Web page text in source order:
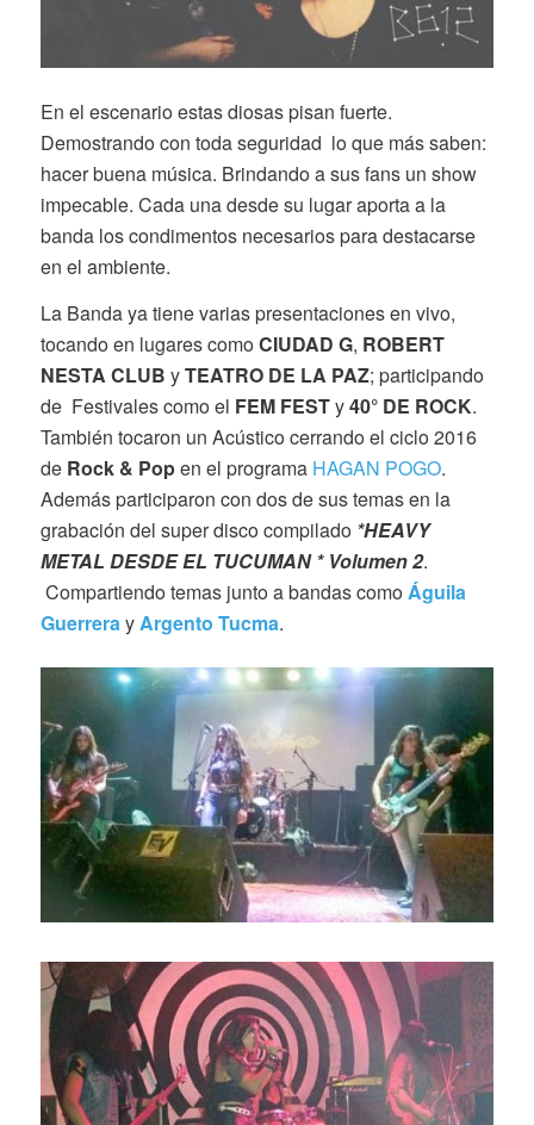
En el escenario estas diosas pisan fuerte.
Demostrando con toda seguridad lo que más saben:
hacer buena música. Brindando a sus fans un show
impecable. Cada una desde su lugar aporta a la
banda los condimentos necesarios para destacarse
en el ambiente.
La Banda ya tiene varias presentaciones en vivo,
tocando en lugares comoCIUDAD G, ROBERT
NESTA CLUB yTEATRO DE LA PAZ; participando
de Festivales como el FEM FESTy40° DE ROCK.
También tocaron un Acústico cerrando el ciclo 2016
de Rock & Popen el programa HAGAN POGO.
Además participaron con dos de sus temas en la
grabación del super disco compilado *HEAVY
METAL DESDE EL TUCUMAN * Volumen 2.
Compartiendo temas junto a bandas comoÁguila
GuerrerayArgento Tucma.